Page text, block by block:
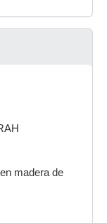
madera de